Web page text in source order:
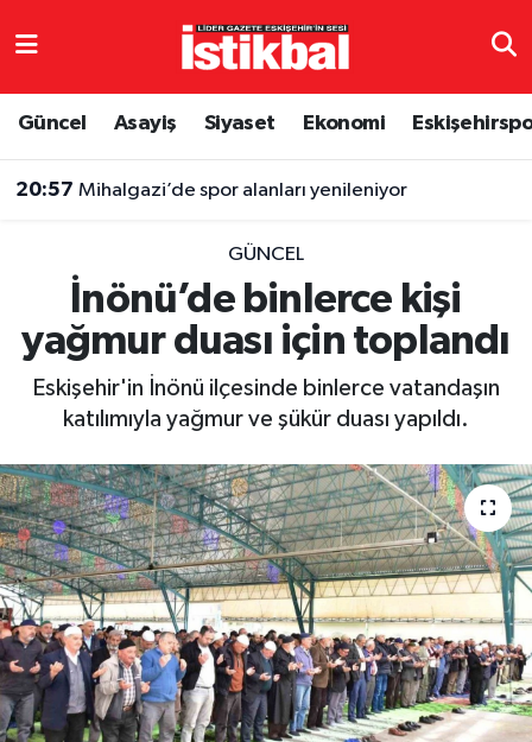
Güncel Asayiş Siyaset Ekonomi
20:57 Mihalgazi’de spor alanları yenileniyor
GÜNCEL
İnönü’de binlerce kişi
yağmur duası için toplandı
Eskişehir'in İnönü ilçesinde binlerce vatandaşın
katılımıyla yağmur ve şükür duası yapıldı.
Eskişehirspor
Siyaset
Spor
Eğitim
Sağlık
Yaşam
Resmi ilanlar
Eskişehir Nöbetçi Eczaneler
Eskişehir Trafik Yoğunluk Haritası
TFF 3.Lig 4.Grup Puan Durumu ve Fikstür
Tüm Manşetler
Haber Arşivi